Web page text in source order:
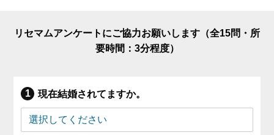
リセマムアンケートにご協力お願いします（全15問・所
要時間：3分程度）
現在結婚されてますか。